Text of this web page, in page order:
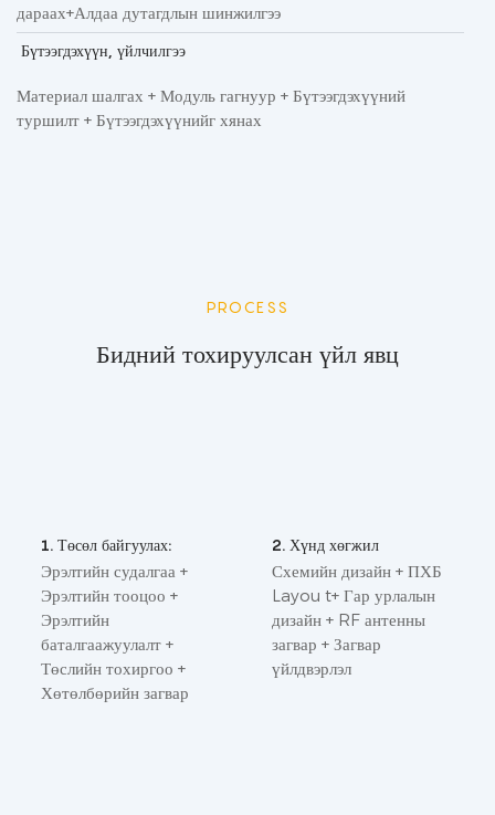
дараах+Алдаа дутагдлын шинжилгээ
Бүтээгдэхүүн, үйлчилгээ
Материал шалгах + Модуль гагнуур + Бүтээгдэхүүний
туршилт + Бүтээгдэхүүнийг хянах
PROCESS
Бидний тохируулсан үйл явц
1. Төсөл байгуулах:
Эрэлтийн судалгаа +
Эрэлтийн тооцоо +
Эрэлтийн
баталгаажуулалт +
Төслийн тохиргоо +
Хөтөлбөрийн загвар
2. Хүнд хөгжил
Схемийн дизайн + ПХБ
Layou t+ Гар урлалын
дизайн + RF антенны
загвар + Загвар
үйлдвэрлэл